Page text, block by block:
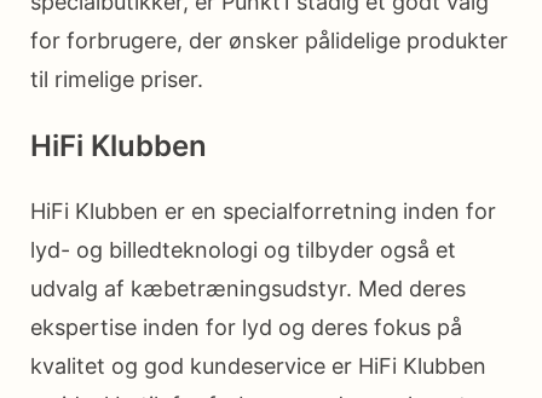
for forbrugere, der ønsker pålidelige produkter
til rimelige priser.
HiFi Klubben
HiFi Klubben er en specialforretning inden for
lyd- og billedteknologi og tilbyder også et
udvalg af kæbetræningsudstyr. Med deres
ekspertise inden for lyd og deres fokus på
kvalitet og god kundeservice er HiFi Klubben